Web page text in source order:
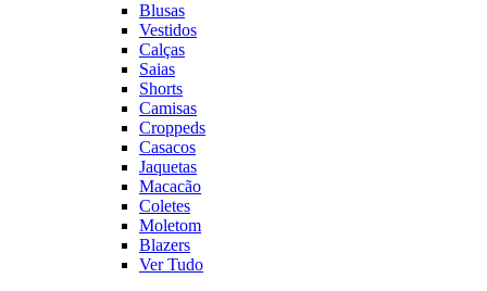
Blusas
Vestidos
Calças
Saias
Shorts
Camisas
Croppeds
Casacos
Jaquetas
Macacão
Coletes
Moletom
Blazers
Ver Tudo